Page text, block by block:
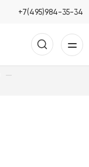
+7(495)984-35-34